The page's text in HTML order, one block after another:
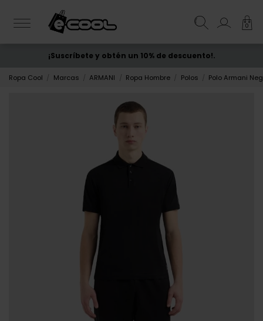
0
ENVÍO GRATIS desde 50€
¡Suscríbete y obtén un 10% de descuento!.
Ropa Cool Marcas ARMANI Ropa Hombre Polos Polo Armani